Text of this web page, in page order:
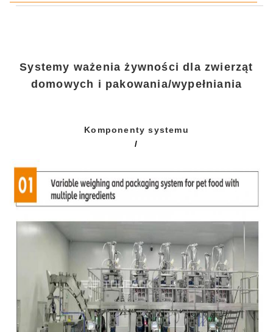
Systemy ważenia żywności dla zwierząt
domowych i pakowania/wypełniania
Komponenty systemu
/